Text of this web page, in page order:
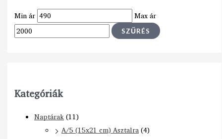
Min ár Max ár
SZŰRÉS
Kategóriák
Naptárak(11)
A/5 (15x21 cm) Asztalra(4)